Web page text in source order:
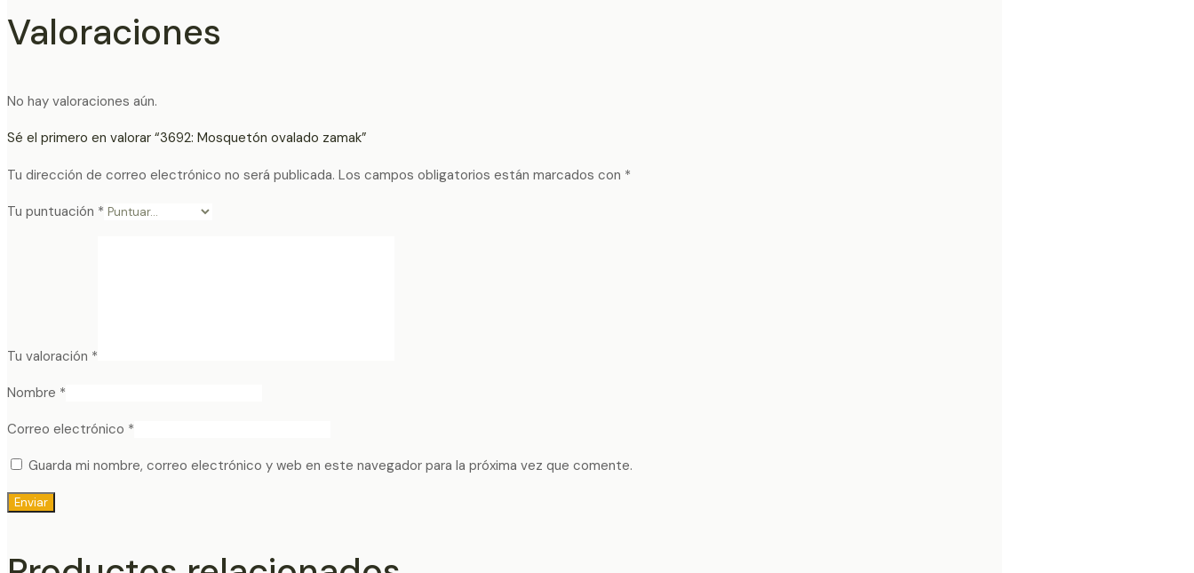
Valoraciones
No hay valoraciones aún.
Sé el primero en valorar “3692: Mosquetón ovalado zamak”
Tu dirección de correo electrónico no será publicada. Los campos obligatorios están marcados con *
Tu puntuación *
Tu valoración *
Nombre *
Correo electrónico *
Guarda mi nombre, correo electrónico y web en este navegador para la próxima vez que comente.